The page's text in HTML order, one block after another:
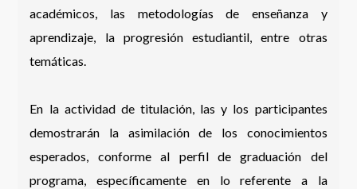
académicos, las metodologías de enseñanza y
aprendizaje, la progresión estudiantil, entre otras
temáticas.
En la actividad de titulación, las y los participantes
demostrarán la asimilación de los conocimientos
esperados, conforme al perfil de graduación del
programa, específicamente en lo referente a la